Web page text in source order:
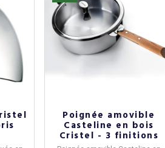
Poignée amovible
Casteline en bois
Cristel - 3 finitions